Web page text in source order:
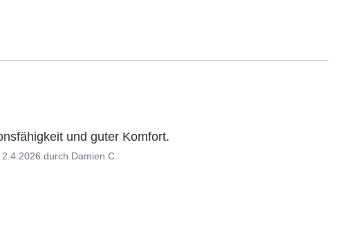
und guter Komfort.
2.4.2026 durch Damien C.